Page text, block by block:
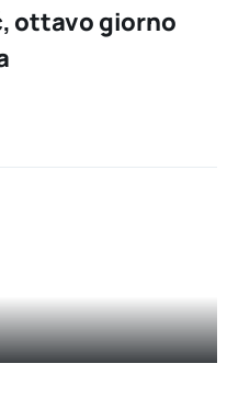
ottavo giorno